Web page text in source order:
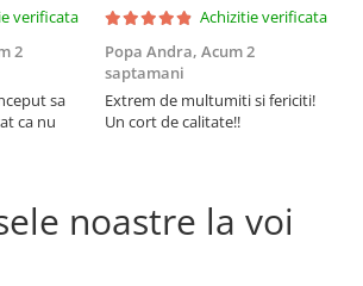
verificata
2
sa
ca nu
Achizitie verificata
Popa Andra, Acum 2
saptamani
Extrem de multumiti si fericiti!
Un cort de calitate!!
noastre la voi